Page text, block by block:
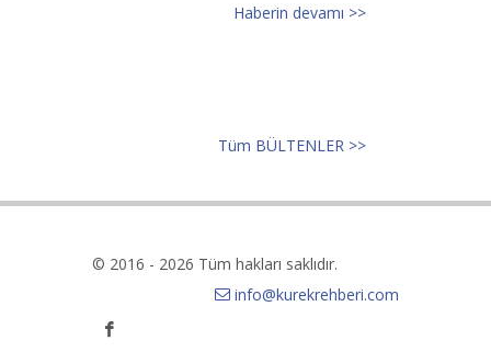
Haberin devamı >>
Tüm BÜLTENLER >>
© 2016 - 2026 Tüm hakları saklıdır.
info@kurekrehberi.com